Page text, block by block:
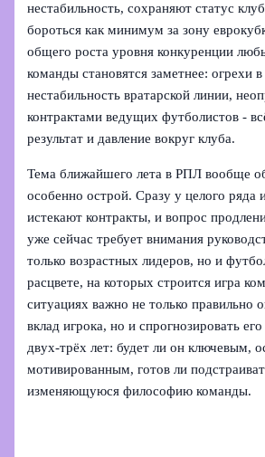
нестабильность, сохраняют статус
бороться как минимум за зону
общего роста уровня конкуренции
команды становятся заметнее: огрехи
нестабильность вратарской линии,
контрактами ведущих футболистов -
результат и давление вокруг клуба.
Тема ближайшего лета в РПЛ вообще
особенно острой. Сразу у целого ряда
истекают контракты, и вопрос
уже сейчас требует внимания
только возрастных лидеров, но и
расцвете, на которых строится игра
ситуациях важно не только правильно
вклад игрока, но и спрогнозировать
двух‑трёх лет: будет ли он ключевым,
мотивированным, готов ли
изменяющуюся философию команды.